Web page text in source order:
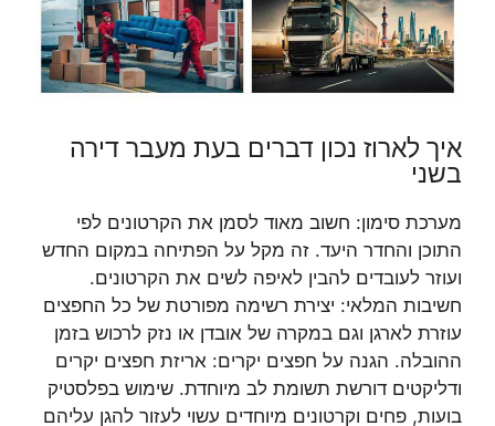
איך לארוז נכון דברים בעת מעבר דירה
בשני
מערכת סימון: חשוב מאוד לסמן את הקרטונים לפי
התוכן והחדר היעד. זה מקל על הפתיחה במקום החדש
ועוזר לעובדים להבין לאיפה לשים את הקרטונים.
חשיבות המלאי: יצירת רשימה מפורטת של כל החפצים
עוזרת לארגן וגם במקרה של אובדן או נזק לרכוש בזמן
ההובלה. הגנה על חפצים יקרים: אריזת חפצים יקרים
ודליקטים דורשת תשומת לב מיוחדת. שימוש בפלסטיק
בועות, פחים וקרטונים מיוחדים עשוי לעזור להגן עליהם